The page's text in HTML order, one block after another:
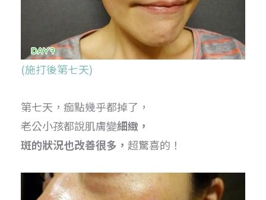
(施打後第七天)
第七天，痂點幾乎都掉了，
老公小孩都說肌膚變細緻，
斑的狀況也改善很多， 超驚喜的！